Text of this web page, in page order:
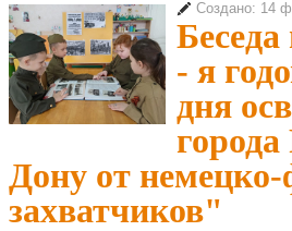
Создано: 14
- я
дня
Дону от
захватчиков"